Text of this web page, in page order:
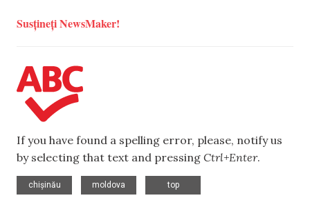
Susțineți NewsMaker!
If you have found a spelling error, please, notify us
by selecting that text and pressing Ctrl+Enter.
chișinău
moldova
top